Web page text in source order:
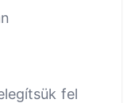
fel